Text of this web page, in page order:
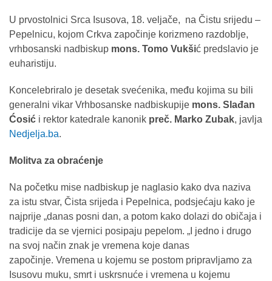
U prvostolnici Srca Isusova, 18. veljače, na Čistu srijedu –
Pepelnicu, kojom Crkva započinje korizmeno razdoblje,
vrhbosanski nadbiskup mons. Tomo Vukšić predslavio je
euharistiju.
Koncelebriralo je desetak svećenika, među kojima su bili
generalni vikar Vrhbosanske nadbiskupije mons. Slađan
Ćosić i rektor katedrale kanonik preč. Marko Zubak, javlja
Nedjelja.ba.
Molitva za obraćenje
Na početku mise nadbiskup je naglasio kako dva naziva
za istu stvar, Čista srijeda i Pepelnica, podsjećaju kako je
najprije „danas posni dan, a potom kako dolazi do običaja i
tradicije da se vjernici posipaju pepelom. „I jedno i drugo
na svoj način znak je vremena koje danas
započinje. Vremena u kojemu se postom pripravljamo za
Isusovu muku, smrt i uskrsnuće i vremena u kojemu